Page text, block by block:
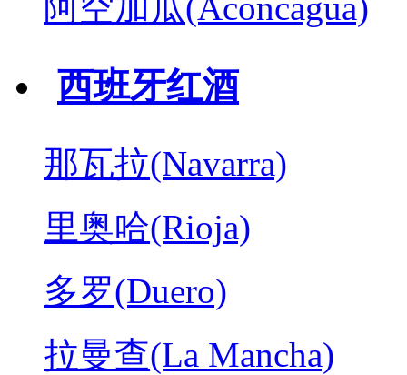
西班牙红酒
那瓦拉(Navarra)
里奥哈(Rioja)
多罗(Duero)
拉曼查(La Mancha)